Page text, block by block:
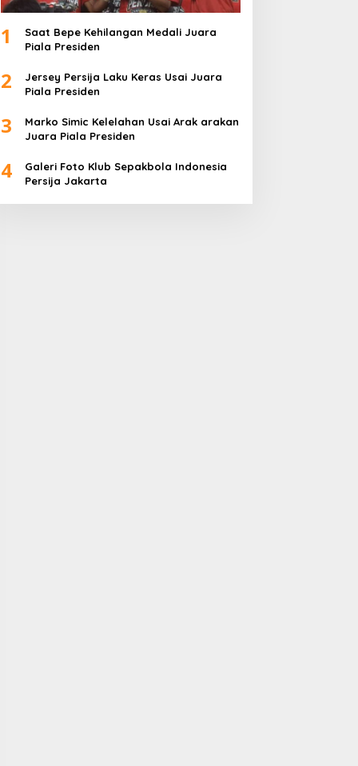
1
Saat Bepe Kehilangan Medali Juara
Piala Presiden
2
Jersey Persija Laku Keras Usai Juara
Piala Presiden
3
Marko Simic Kelelahan Usai Arak arakan
Juara Piala Presiden
4
Galeri Foto Klub Sepakbola Indonesia
Persija Jakarta